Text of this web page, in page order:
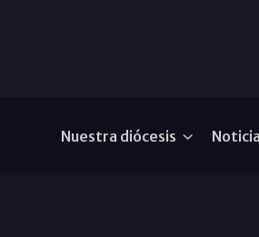
Nuestra diócesis